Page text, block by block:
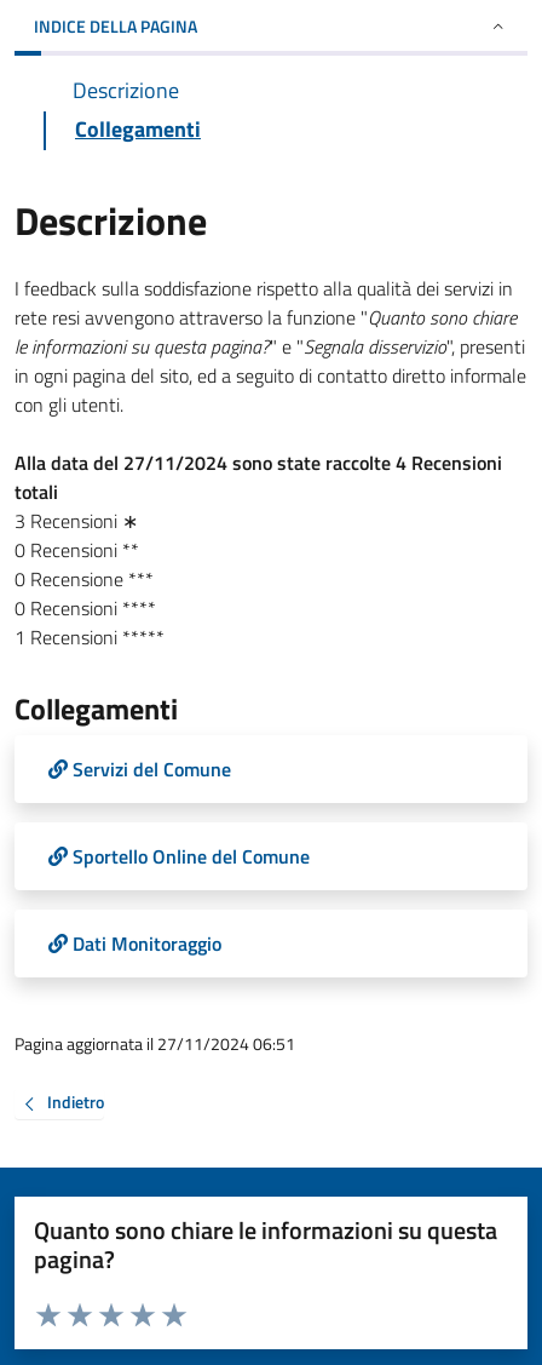
INDICE DELLA PAGINA
Descrizione
Collegamenti
Descrizione
I feedback sulla soddisfazione rispetto alla qualità dei servizi in
rete resi avvengono attraverso la funzione "Quanto sono chiare
le informazioni su questa pagina?" e "Segnala disservizio", presenti
in ogni pagina del sito, ed a seguito di contatto diretto informale
con gli utenti.
Alla data del 27/11/2024 sono state raccolte 4 Recensioni
totali
3 Recensioni ∗
0 Recensioni **
0 Recensione ***
0 Recensioni ****
1 Recensioni *****
Collegamenti
Servizi del Comune
Sportello Online del Comune
Dati Monitoraggio
Pagina aggiornata il 27/11/2024 06:51
Indietro
Quanto sono chiare le informazioni su questa
pagina?
Valuta da 1 a 5 stelle la pagina
Valuta 5 stelle su 5
Valuta 4 stelle su 5
Valuta 3 stelle su 5
Valuta 2 stelle su 5
Valuta 1 stelle su 5